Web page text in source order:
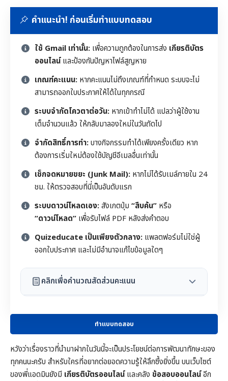
คำแนะนำ! ก่อนเริ่มทำแบบทดสอบ
ใช้ Gmail เท่านั้น: เพื่อความถูกต้องในการส่ง เกียรติบัตร
ออนไลน์และป้องกันปัญหาไฟล์สูญหาย
เกณฑ์คะแนน: หากคะแนนไม่ถึงเกณฑ์ที่กำหนด ระบบจะไม่
สามารถออกใบประกาศให้ได้ในทุกกรณี
ระบบจำกัดโควตาต่อวัน: หากเข้าทำไม่ได้ แปลว่าผู้ใช้งาน
เต็มจำนวนแล้ว ให้กลับมาลองใหม่ในวันถัดไป
จำกัดสิทธิ์การทำ:บางกิจกรรมทำได้เพียงครั้งเดียว หาก
ต้องการเริ่มใหม่ต้องใช้บัญชีอีเมลอื่นเท่านั้น
เช็กจดหมายขยะ (Junk Mail): หากไม่ได้รับเมล์ภายใน 24
ชม. ให้ตรวจสอบที่นี่เป็นอันดับแรก
ระบบดาวน์โหลดเอง:สังเกตปุ่ม “สืบค้น” หรือ
“ดาวน์โหลด” เพื่อรับไฟล์ PDF หลังส่งคำตอบ
Quizeducate เป็นเพียงตัวกลาง: แพลตฟอร์มไม่ใช่ผู้
ออกใบประกาศ และไม่มีอำนาจแก้ไขข้อมูลใดๆ
คลิกเพื่อคำนวณสัดส่วนคะแนน
ทำแบบทดสอบ
หวังว่าเรื่องราวที่นำมาฝากในวันนี้จะเป็นประโยชน์ต่อการพัฒนาทักษะของ
ทุกคนนะครับ สำหรับใครที่อยากต่อยอดความรู้ให้ลึกซึ้งยิ่งขึ้น บนเว็บไซต์
ของพี่แอดมินยังมี เกียรติบัตรออนไลน์และคลัง ข้อสอบออนไลน์อีก